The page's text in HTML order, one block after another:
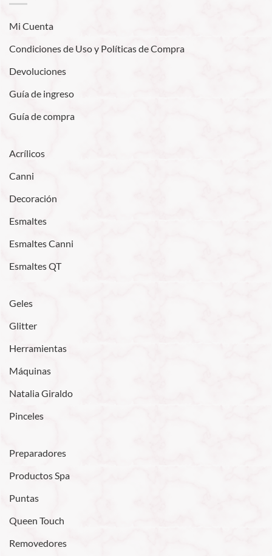
Mi Cuenta
Condiciones de Uso y Políticas de Compra
Devoluciones
Guía de ingreso
Guía de compra
Acrílicos
Canni
Decoración
Esmaltes
Esmaltes Canni
Esmaltes QT
Geles
Glitter
Herramientas
Máquinas
Natalia Giraldo
Pinceles
Preparadores
Productos Spa
Puntas
Queen Touch
Removedores